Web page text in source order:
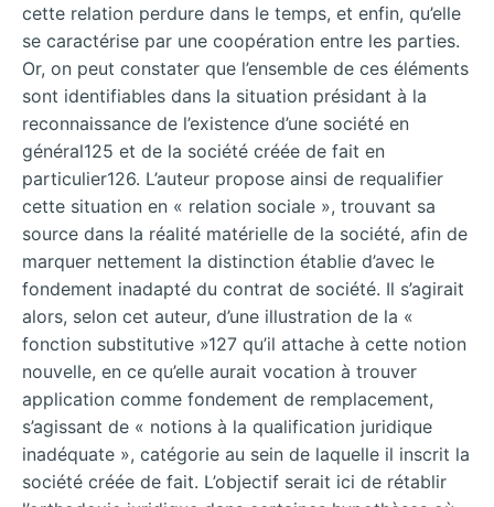
cette relation perdure dans le temps, et enfin, qu’elle
se caractérise par une coopération entre les parties.
Or, on peut constater que l’ensemble de ces éléments
sont identifiables dans la situation présidant à la
reconnaissance de l’existence d’une société en
général125 et de la société créée de fait en
particulier126. L’auteur propose ainsi de requalifier
cette situation en « relation sociale », trouvant sa
source dans la réalité matérielle de la société, afin de
marquer nettement la distinction établie d’avec le
fondement inadapté du contrat de société. Il s’agirait
alors, selon cet auteur, d’une illustration de la «
fonction substitutive »127 qu’il attache à cette notion
nouvelle, en ce qu’elle aurait vocation à trouver
application comme fondement de remplacement,
s’agissant de « notions à la qualification juridique
inadéquate », catégorie au sein de laquelle il inscrit la
société créée de fait. L’objectif serait ici de rétablir